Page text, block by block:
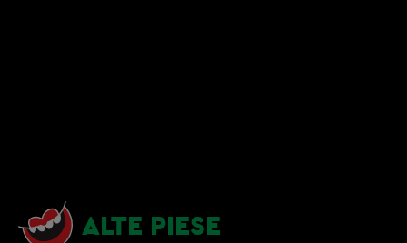
ALTE PIESE